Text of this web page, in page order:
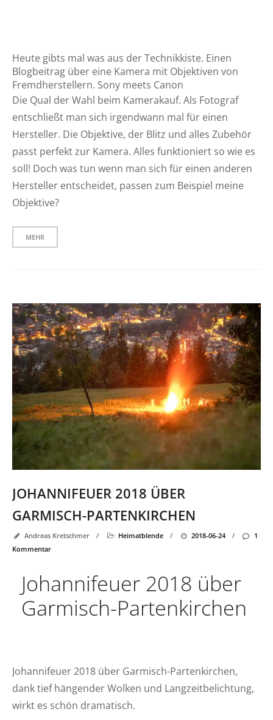
Heute gibts mal was aus der Technikkiste. Einen
Blogbeitrag über eine Kamera mit Objektiven von
Fremdherstellern. Sony meets Canon
Die Qual der Wahl beim Kamerakauf. Als Fotograf
entschließt man sich irgendwann mal für einen
Hersteller. Die Objektive, der Blitz und alles Zubehör
passt perfekt zur Kamera. Alles funktioniert so wie es
soll! Doch was tun wenn man sich für einen anderen
Hersteller entscheidet, passen zum Beispiel meine
Objektive?
MEHR
JOHANNIFEUER 2018 ÜBER
GARMISCH-PARTENKIRCHEN
Andreas Kretschmer / Heimatblende / 2018-06-24 /
1
Kommentar
Johannifeuer 2018 über
Garmisch-Partenkirchen
Johannifeuer 2018 über Garmisch-Partenkirchen,
dank tief hängender Wolken und Langzeitbelichtung,
wirkt es schön dramatisch.